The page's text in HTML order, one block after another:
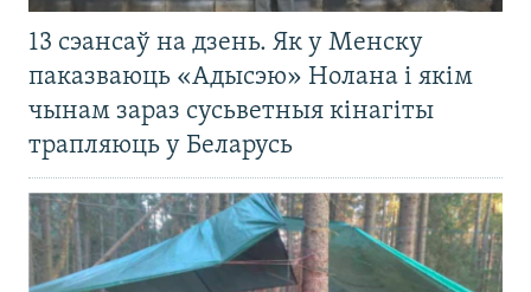
13 сэансаў на дзень. Як у Менску
паказваюць «Адысэю» Нолана і якім
чынам зараз сусьветныя кінагіты
трапляюць у Беларусь